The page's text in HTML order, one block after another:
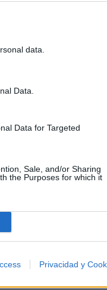
data.
Data.
Data for Targeted
Sale, and/or Sharing
the Purposes for which it
Privacidad y
Letra Fue sólo amor